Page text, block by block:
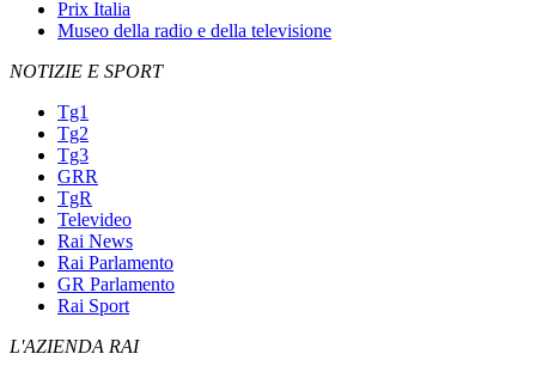
Prix Italia
Museo della radio e della televisione
NOTIZIE E SPORT
Tg1
Tg2
Tg3
GRR
TgR
Televideo
Rai News
Rai Parlamento
GR Parlamento
Rai Sport
L'AZIENDA RAI